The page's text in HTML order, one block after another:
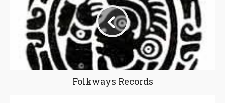
Folkways Records